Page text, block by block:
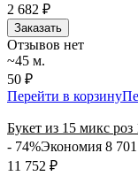
2 682 ₽
Заказать
Отзывов нет
~45 м.
50 ₽
Перейти в корзину
Букет из 15 микс роз
- 74%Экономия 8 701
11 752 ₽